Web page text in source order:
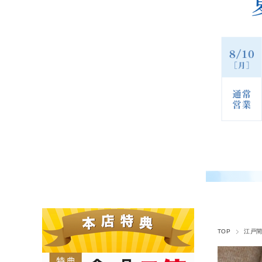
TOP 江戸